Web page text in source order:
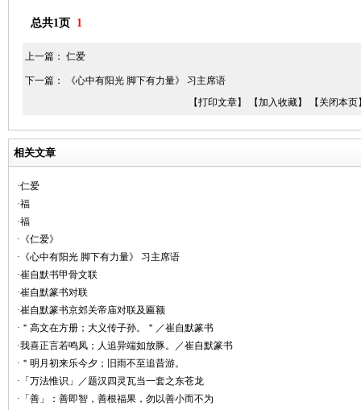
总共1页 1
上一篇： 仁爱
下一篇：
《心中有阳光 脚下有力量》 习主席语
【打印文章】
【加入收藏】 【关闭本页
相关文章
·仁爱
·福
·福
·《仁爱》
·《心中有阳光 脚下有力量》 习主席语
·崔自默书甲骨文联
·崔自默篆书对联
·崔自默篆书京郊关帝庙对联及匾额
·＂高文在方册；大义传子孙。＂／崔自默篆书
·我喜正言若鸣凤；人追异端如放豚。／崔自默篆书
·＂明月初来乐今夕；旧雨不至追昔游。
·「万法惟识」／题汉四灵瓦当一套之东苍龙
·「善」：善即智，善根福果，勿以善小而不为